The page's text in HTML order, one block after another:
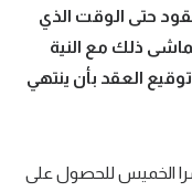
حتى الوقت الذي
ذلك مع النية
العقد بأن ينتهي
الخميس للحصول على